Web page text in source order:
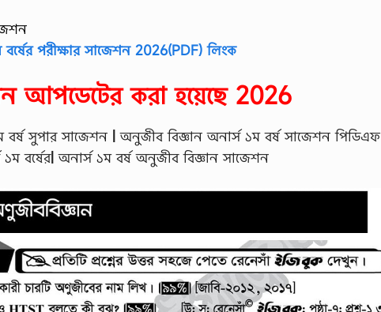
বর্ষের পরীক্ষার সাজেশন 2026(PDF) লিংক
আপডেটের করা হয়েছে 2026
সুপার সাজেশন |অনুজীব বিজ্ঞান অনার্স ১ম বর্ষ সাজেশন পিডিএফ
বর্ষের| অনার্স ১ম বর্ষ অনুজীব বিজ্ঞান সাজেশন